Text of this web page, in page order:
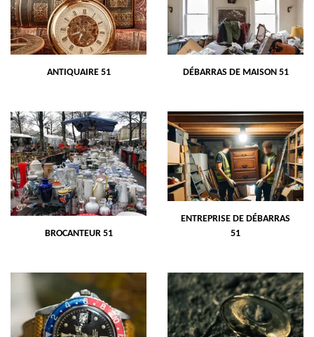
ANTIQUAIRE 51 DÉBARRAS DE MAISON 51
BROCANTEUR 51
ENTREPRISE DE DÉBARRAS
51